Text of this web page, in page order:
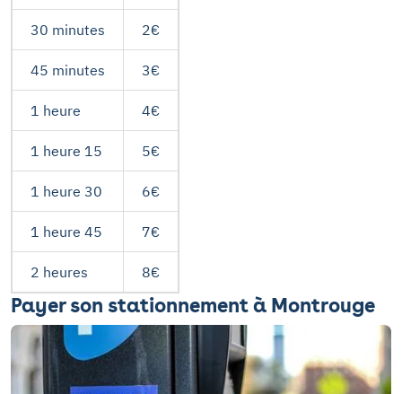
30 minutes 2€
45 minutes 3€
1 heure 4€
1 heure 15 5€
1 heure 30 6€
1 heure 45 7€
2 heures 8€
Payer son stationnement à Montrouge